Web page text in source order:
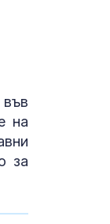
нa
зa